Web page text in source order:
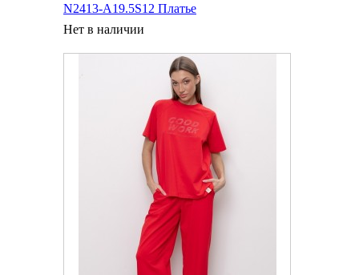
N2413-A19.5S12 Платье
Нет в наличии